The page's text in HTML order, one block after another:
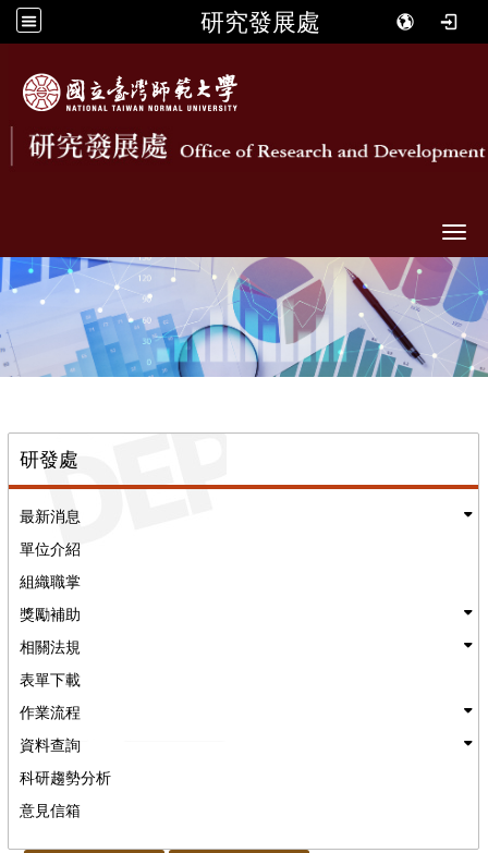
研究發展處
研發處
最新消息
單位介紹
組織職掌
獎勵補助
相關法規
表單下載
作業流程
資料查詢
科研趨勢分析
意見信箱